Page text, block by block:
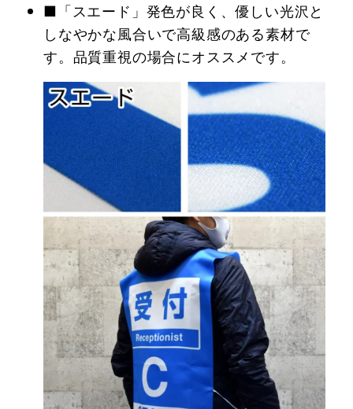
■「スエード」発色が良く、優しい光沢と
しなやかな風合いで高級感のある素材で
す。品質重視の場合にオススメです。